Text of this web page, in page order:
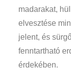
madarakat,
elvesztése
jelent, és
fenntartható
érdekében.